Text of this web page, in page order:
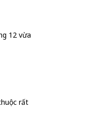
12 vừa
rất